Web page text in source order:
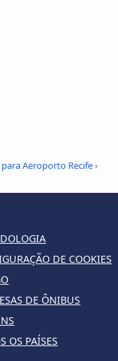
Aeroporto Recife›
DE COOKIES
DE ÔNIBUS
OS PAÍSES